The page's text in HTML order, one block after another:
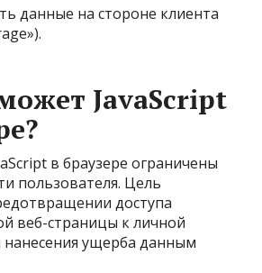
данные на стороне клиента
JavaScript
в браузере ограничены
пользователя. Цель
доступа
веб-страницы к личной
ущерба данным